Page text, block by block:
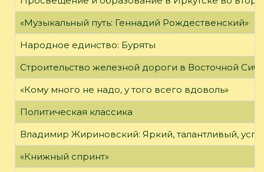
«Музыкальный путь: Геннадий Рождественский»
Народное единство: Буряты
Строительство железной дороги в Восточной
«Кому много не надо, у того всего вдоволь»
Политическая классика
Владимир Жириновский: Яркий, талантливый,
«Книжный спринт»